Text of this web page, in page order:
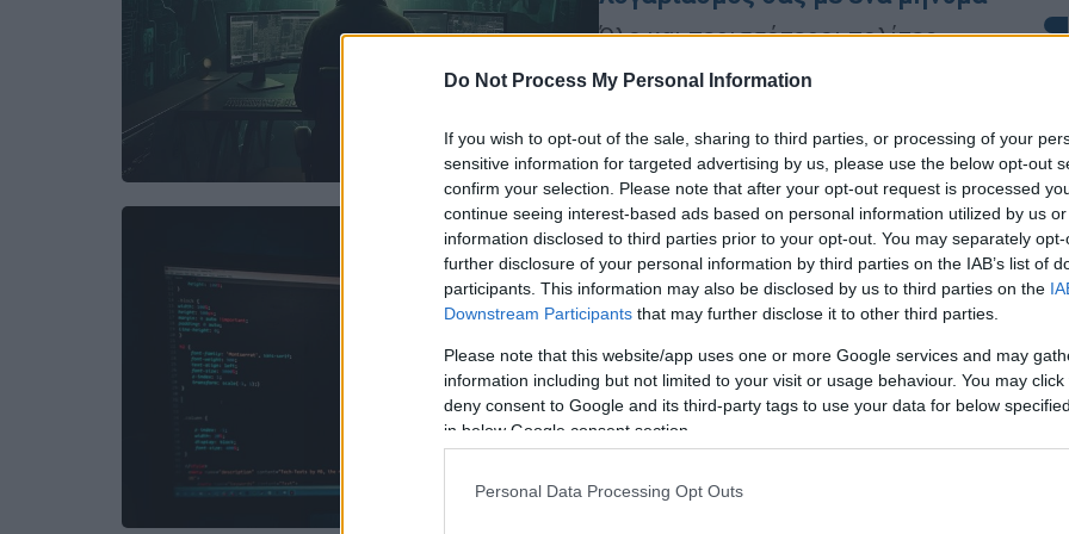
Do Not Process My Personal Information
If you wish to opt-out of the sale, sharing to third parties, or processing of your
sensitive information for targeted advertising by us, please use the below opt-out
confirm your selection. Please note that after your opt-out request is processed
continue seeing interest-based ads based on personal information utilized by us
information disclosed to third parties prior to your opt-out. You may separately
further disclosure of your personal information by third parties on the IAB’s list of
participants. This information may also be disclosed by us to third parties on the
Downstream Participants that may further disclose it to other third parties.
Please note that this website/app uses one or more Google services and may
information including but not limited to your visit or usage behaviour. You may
deny consent to Google and its third-party tags to use your data for below
in below Google consent section.
Personal Data Processing Opt Outs
Όλο και περισσότεροι πολίτες
έχουν εξελίξει τα μηνύματά τους που
Τεχνολογία|08.04.2026 16:19
Παγκόσμια ανησυχία: Χάκερ
έκλεψε τρομακτική ποσότητα
κινεζικό υπερυπολογιστή
Ενδέχεται να αποτελεί τη μεγαλύτερη
υποκλοπή δεδομένων στην ιστορία